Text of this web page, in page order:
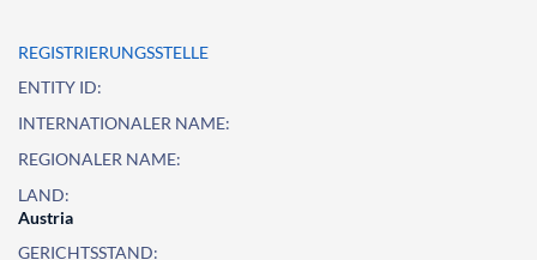
REGISTRIERUNGSSTELLE
ENTITY ID:
INTERNATIONALER NAME:
REGIONALER NAME:
LAND:
Austria
GERICHTSSTAND: